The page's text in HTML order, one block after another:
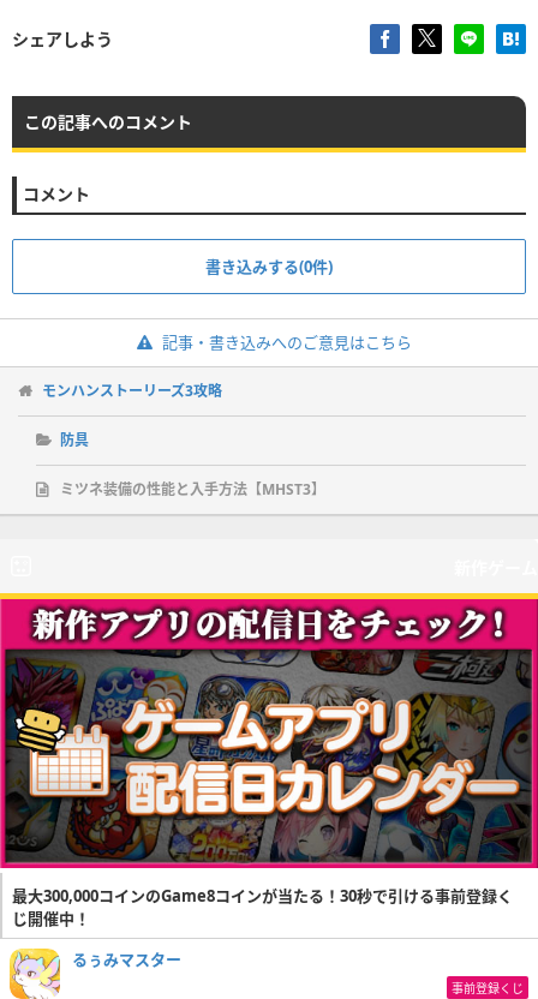
シェアしよう
この記事へのコメント
コメント
書き込みする(0件)
記事・書き込みへのご意見はこちら
モンハンストーリーズ3攻略
防具
ミツネ装備の性能と入手方法【MHST3】
最大300,000コインのGame8コインが当たる！30秒で引ける事前登録く
じ開催中！
るぅみマスター
事前登録くじ